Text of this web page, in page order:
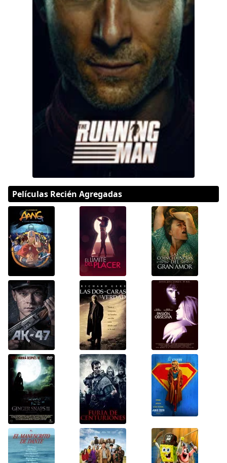
Películas Recién Agregadas